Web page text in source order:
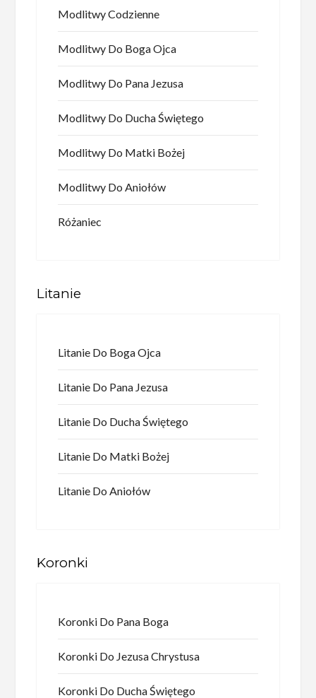
Modlitwy Codzienne
Modlitwy Do Boga Ojca
Modlitwy Do Pana Jezusa
Modlitwy Do Ducha Świętego
Modlitwy Do Matki Bożej
Modlitwy Do Aniołów
Różaniec
Litanie
Litanie Do Boga Ojca
Litanie Do Pana Jezusa
Litanie Do Ducha Świętego
Litanie Do Matki Bożej
Litanie Do Aniołów
Koronki
Koronki Do Pana Boga
Koronki Do Jezusa Chrystusa
Koronki Do Ducha Świętego